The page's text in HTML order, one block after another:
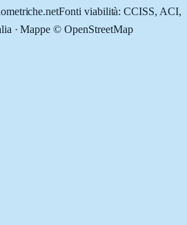
Fonti viabilità: CCISS, ACI,
· Mappe © OpenStreetMap